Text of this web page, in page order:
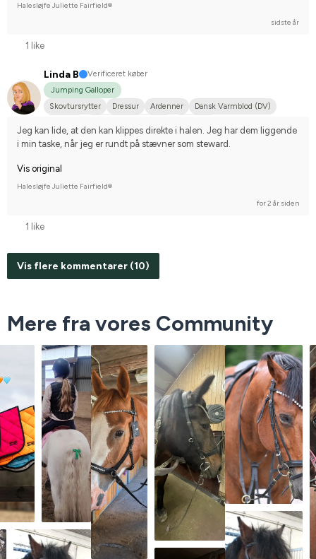
Halesløjfe Juliette Fairfield®
sidste år
1 like
Linda B
Verificeret køber
Jumping Galloper
Skovtursrytter
Dressur Ardenner
Dansk Varmblod (DV)
Hollandsk Varmblod (KWPN)
Koldblodstraver
Nordlands hest
Nej, jeg starter ikke stævner
Jeg kan lide, at den kan klippes direkte i halen. Jeg har dem liggende
i min taske, når jeg er rundt på stævner som steward.
Vis original
Halesløjfe Juliette Fairfield®
for 2 år siden
1 like
Vis flere kommentarer (10)
Mere fra vores Community